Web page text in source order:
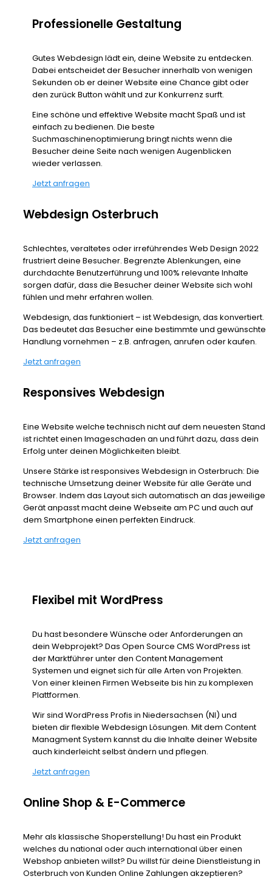
Professionelle Gestaltung
Gutes Webdesign lädt ein, deine Website zu entdecken.
Dabei entscheidet der Besucher innerhalb von wenigen
Sekunden ob er deiner Website eine Chance gibt oder
den zurück Button wählt und zur Konkurrenz surft.
Eine schöne und effektive Website macht Spaß und ist
einfach zu bedienen. Die beste
Suchmaschinenoptimierung bringt nichts wenn die
Besucher deine Seite nach wenigen Augenblicken
wieder verlassen.
Jetzt anfragen
Webdesign Osterbruch
Schlechtes, veraltetes oder irreführendes Web Design 2022
frustriert deine Besucher. Begrenzte Ablenkungen, eine
durchdachte Benutzerführung und 100% relevante Inhalte
sorgen dafür, dass die Besucher deiner Website sich wohl
fühlen und mehr erfahren wollen.
Webdesign, das funktioniert – ist Webdesign, das konvertiert.
Das bedeutet das Besucher eine bestimmte und gewünschte
Handlung vornehmen – z.B. anfragen, anrufen oder kaufen.
Jetzt anfragen
Responsives Webdesign
Eine Website welche technisch nicht auf dem neuesten Stand
ist richtet einen Imageschaden an und führt dazu, dass dein
Erfolg unter deinen Möglichkeiten bleibt.
Unsere Stärke ist responsives Webdesign in Osterbruch: Die
technische Umsetzung deiner Website für alle Geräte und
Browser. Indem das Layout sich automatisch an das jeweilige
Gerät anpasst macht deine Webseite am PC und auch auf
dem Smartphone einen perfekten Eindruck.
Jetzt anfragen
Flexibel mit WordPress
Du hast besondere Wünsche oder Anforderungen an
dein Webprojekt? Das Open Source CMS WordPress ist
der Marktführer unter den Content Management
Systemen und eignet sich für alle Arten von Projekten.
Von einer kleinen Firmen Webseite bis hin zu komplexen
Plattformen.
Wir sind WordPress Profis in Niedersachsen (NI) und
bieten dir flexible Webdesign Lösungen. Mit dem Content
Managment System kannst du die Inhalte deiner Website
auch kinderleicht selbst ändern und pflegen.
Jetzt anfragen
Online Shop & E-Commerce
Mehr als klassische Shoperstellung! Du hast ein Produkt
welches du national oder auch international über einen
Webshop anbieten willst? Du willst für deine Dienstleistung in
Osterbruch von Kunden Online Zahlungen akzeptieren?